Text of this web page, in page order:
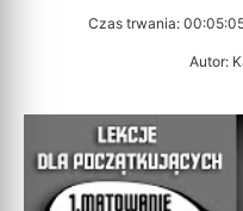
Czas trwania:
Autor: